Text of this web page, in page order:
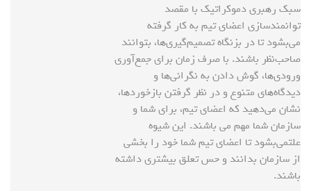
سبک رهبری دموکراتیک با مقصد
توانمندسازی اعضای تیم به کار گرفته
می‌بشود تا در بزنگاه تصمیم‌گیری‌ها، بتوانند
صاحب‌نظر باشند. با صرف زمان برای جمع‌آوری
ورودی‌ها، گوش دادن به نگرانی‌ها و
دیدگاه‌های متنوع و در نظر گرفتن بازخوردها،
نشان می‌دهید که اعضای تیم، برای شما و
سازمان شما مهم می باشند. این شیوه
علتمی‌بشود تا اعضای تیم شما خود را بخشی
از سازمان بدانند و حس تعلق بیشتری داشته
باشند.